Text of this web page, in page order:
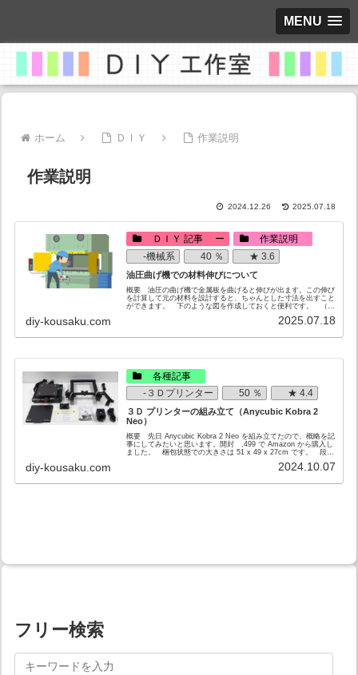
MENU
ホーム ＤＩＹ 作業説明
作業説明
2024.12.26 2025.07.18
ＤＩＹ 記事 ー
作業説明
-機械系
40 ％ ★ 3.6
油圧曲げ機での材料伸びについて
概要 油圧の曲げ機で金属板を曲げると伸びが出ます。この伸び
を計算して元の材料を設計すると、ちゃんとした寸法を出すこと
ができます。 下のような図を作成しておくと便利です。 （機
diy-kousaku.com 2025.07.18
各種記事
-３Ｄプリンター
50 ％ ★ 4.4
３Ｄ プリンターの組み立て（Anycubic Kobra 2
Neo）
概要 先日 Anycubic Kobra 2 Neo を組み立てたので、概略を記
事にしてみたいと思います。開封 ,499 で Amazon から購入し
ました。 梱包状態での大きさは 51 x 49 x 27cm です。 段ボ
diy-kousaku.com 2024.10.07
フリー検索